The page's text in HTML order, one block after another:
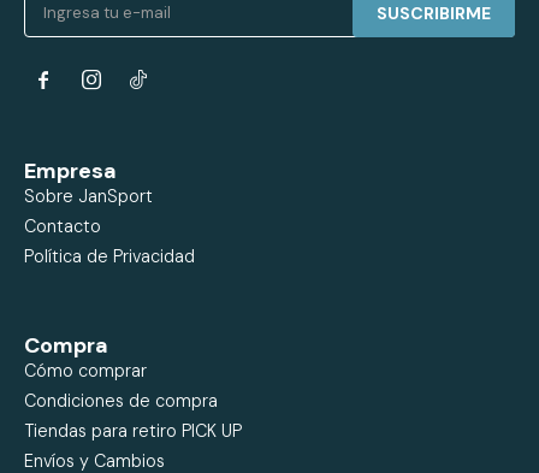
SUSCRIBIRME
 
Empresa
Sobre JanSport
Contacto
Política de Privacidad
Compra
Cómo comprar
Condiciones de compra
Tiendas para retiro PICK UP
Envíos y Cambios